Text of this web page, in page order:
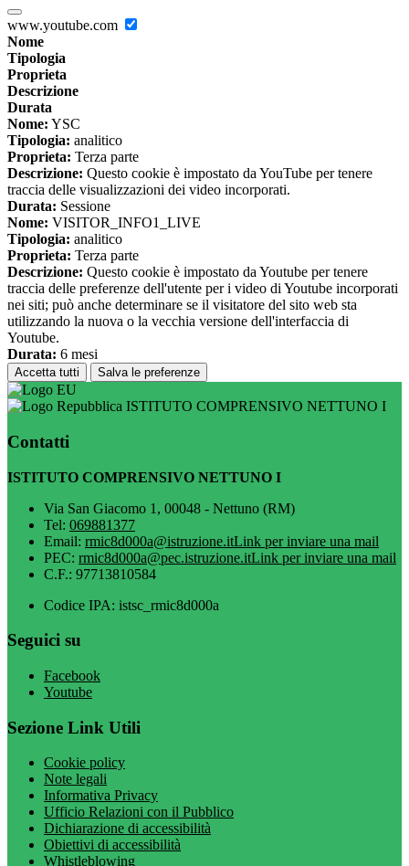
www.youtube.com
Nome
Tipologia
Proprieta
Descrizione
Durata
Nome: YSC
Tipologia: analitico
Proprieta: Terza parte
Descrizione: Questo cookie è impostato da YouTube per tenere
traccia delle visualizzazioni dei video incorporati.
Durata: Sessione
Nome: VISITOR_INFO1_LIVE
Tipologia: analitico
Proprieta: Terza parte
Descrizione: Questo cookie è impostato da Youtube per tenere
traccia delle preferenze dell'utente per i video di Youtube incorporati
nei siti; può anche determinare se il visitatore del sito web sta
utilizzando la nuova o la vecchia versione dell'interfaccia di
Youtube.
Durata: 6 mesi
Accetta tutti Salva le preferenze
ISTITUTO COMPRENSIVO NETTUNO I
Contatti
ISTITUTO COMPRENSIVO NETTUNO I
Via San Giacomo 1, 00048 - Nettuno (RM)
Tel: 069881377
Email: rmic8d000a@istruzione.itLink per inviare una mail
PEC: rmic8d000a@pec.istruzione.itLink per inviare una mail
C.F.: 97713810584
Codice IPA: istsc_rmic8d000a
Seguici su
Facebook
Youtube
Sezione Link Utili
Cookie policy
Note legali
Informativa Privacy
Ufficio Relazioni con il Pubblico
Dichiarazione di accessibilità
Obiettivi di accessibilità
Whistleblowing